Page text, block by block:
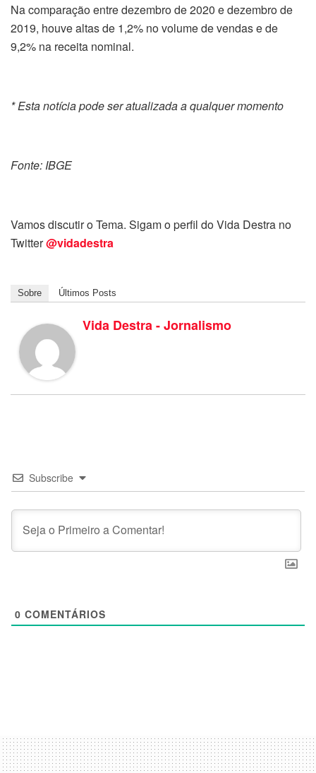
Na comparação entre dezembro de 2020 e dezembro de
2019, houve altas de 1,2% no volume de vendas e de
9,2% na receita nominal.
* Esta notícia pode ser atualizada a qualquer momento
Fonte: IBGE
Vamos discutir o Tema. Sigam o perfil do Vida Destra no
Twitter@vidadestra
Sobre Últimos Posts
Vida Destra - Jornalismo
Subscribe
0 COMENTÁRIOS